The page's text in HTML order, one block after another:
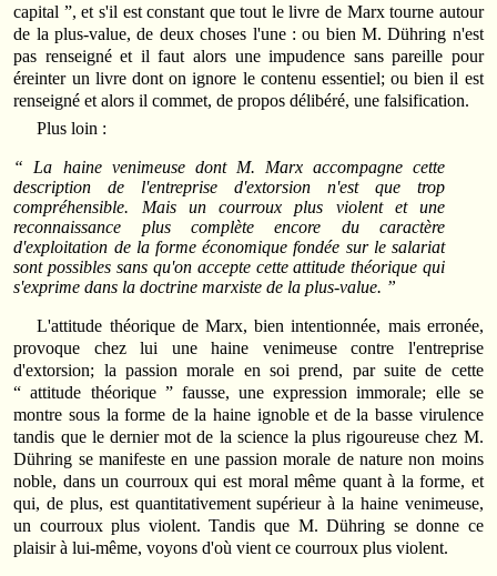
capital ”, et s'il est constant que tout le livre de Marx tourne autour
de la plus-value, de deux choses l'une : ou bien M. Dühring n'est
pas renseigné et il faut alors une impudence sans pareille pour
éreinter un livre dont on ignore le contenu essentiel; ou bien il est
renseigné et alors il commet, de propos délibéré, une falsification.
Plus loin :
“ La haine venimeuse dont M. Marx accompagne cette
description de l'entreprise d'extorsion n'est que trop
compréhensible. Mais un courroux plus violent et une
reconnaissance plus complète encore du caractère
d'exploitation de la forme économique fondée sur le salariat
sont possibles sans qu'on accepte cette attitude théorique qui
s'exprime dans la doctrine marxiste de la plus-value. ”
L'attitude théorique de Marx, bien intentionnée, mais erronée,
provoque chez lui une haine venimeuse contre l'entreprise
d'extorsion; la passion morale en soi prend, par suite de cette
“ attitude théorique ” fausse, une expression immorale; elle se
montre sous la forme de la haine ignoble et de la basse virulence
tandis que le dernier mot de la science la plus rigoureuse chez M.
Dühring se manifeste en une passion morale de nature non moins
noble, dans un courroux qui est moral même quant à la forme, et
qui, de plus, est quantitativement supérieur à la haine venimeuse,
un courroux plus violent. Tandis que M. Dühring se donne ce
plaisir à lui-même, voyons d'où vient ce courroux plus violent.